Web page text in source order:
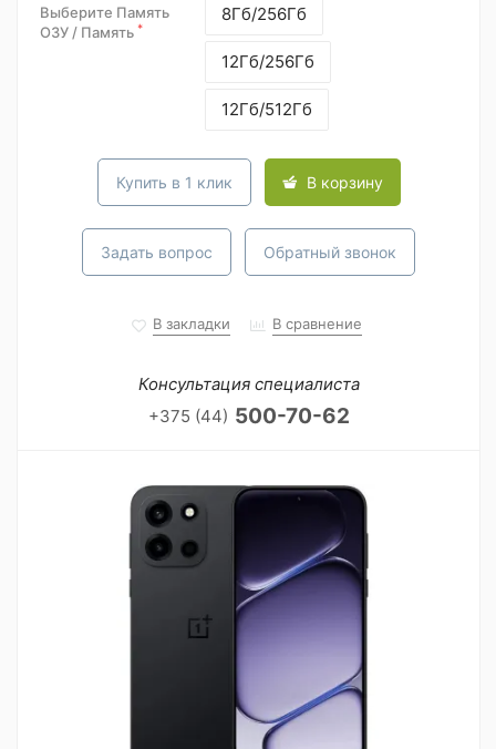
Выберите Память
ОЗУ / Память *
8Гб/256Гб
12Гб/256Гб
12Гб/512Гб
Купить в 1 клик В корзину
Задать вопрос Обратный звонок
В закладки В сравнение
Консультация специалиста
+375 (44) 500-70-62